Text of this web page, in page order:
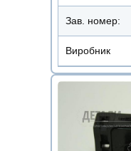
Зав. номер:
Виробник